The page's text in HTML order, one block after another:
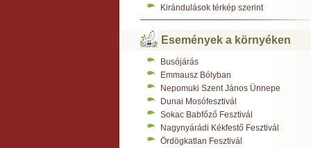
Kirándulások térkép szerint
Események a környéken
Busójárás
Emmausz Bólyban
Nepomuki Szent János Ünnepe
Dunai Mosófesztivál
Sokac Babfőző Fesztivál
Nagynyárádi Kékfestő Fesztivál
Ördögkatlan Fesztivál